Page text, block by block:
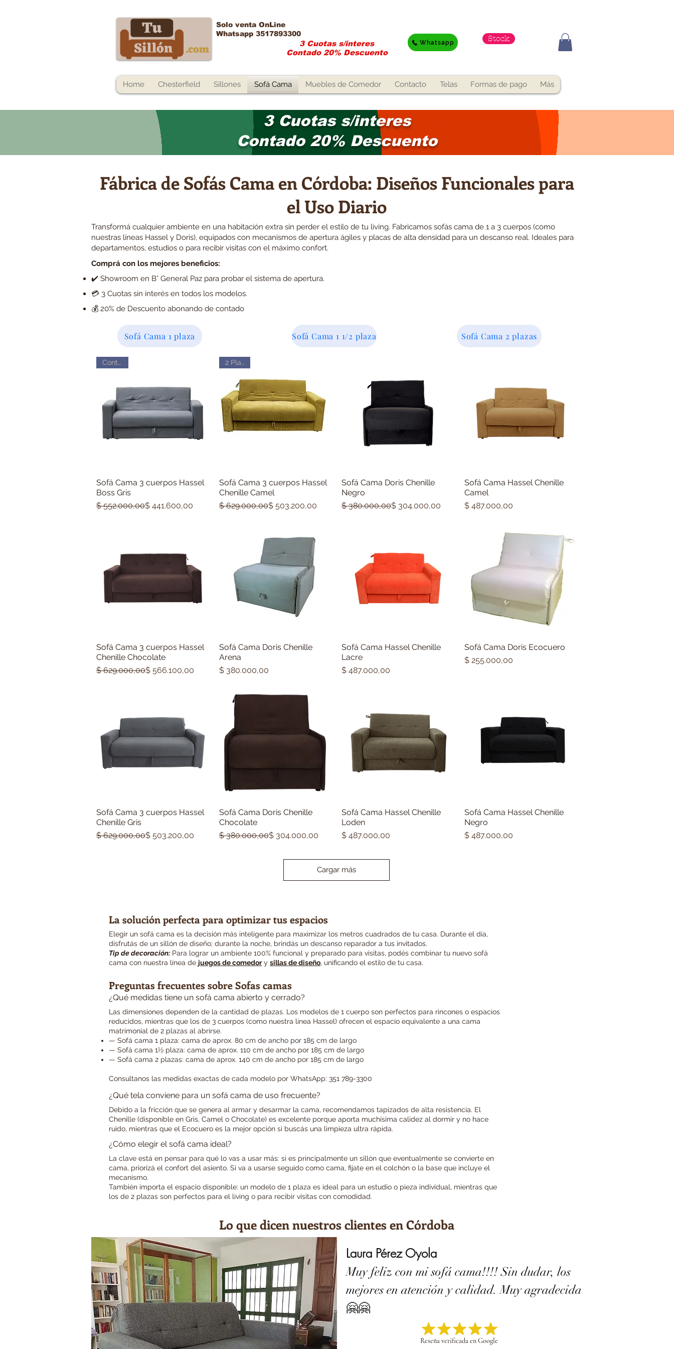
Solo venta OnLine​
Whatsapp 3517893300
3 Cuotas s/interes
Contado 20% Descuento
Whatsapp Stock
Home Chesterfield Sillones Sofá Cama Muebles de Comedor Contacto Telas Formas de pago Más
3 Cuotas s/interes
Contado 20% Descuento
Fábrica de Sofás Cama en Córdoba: Diseños Funcionales para
el Uso Diario
Transformá cualquier ambiente en una habitación extra sin perder el estilo de tu living. Fabricamos sofás cama de 1 a 3 cuerpos (como
nuestras líneas Hassel y Doris), equipados con mecanismos de apertura ágiles y placas de alta densidad para un descanso real. Ideales para
departamentos, estudios o para recibir visitas con el máximo confort.
Comprá con los mejores beneficios:
✔️ Showroom en B° General Paz para probar el sistema de apertura.
💳 3 Cuotas sin interés en todos los modelos.
💰 20% de Descuento abonando de contado
Sofá Cama 1 plaza Sofá Cama 1 1/2 plaza Sofá Cama 2 plazas
Vista rápida
Contado
Sofá Cama 3 cuerpos Hassel
Boss Gris
Precio
$ 552.000,00
Precio de oferta$ 441.600,00
Vista rápida
2 Plazas
Sofá Cama 3 cuerpos Hassel
Chenille Camel
Precio
$ 629.000,00
Precio de oferta$ 503.200,00
Vista rápida
Sofá Cama Doris Chenille
Negro
Precio
$ 380.000,00
Precio de oferta$ 304.000,00
Vista rápida
Sofá Cama Hassel Chenille
Camel
Precio
$ 487.000,00
Vista rápida
Sofá Cama 3 cuerpos Hassel
Chenille Chocolate
Precio
$ 629.000,00
Precio de oferta$ 566.100,00
Vista rápida
Sofá Cama Doris Chenille
Arena
Precio
$ 380.000,00
Vista rápida
Sofá Cama Hassel Chenille
Lacre
Precio
$ 487.000,00
Vista rápida
Sofá Cama Doris Ecocuero
Precio
$ 255.000,00
Vista rápida
Sofá Cama 3 cuerpos Hassel
Chenille Gris
Precio
$ 629.000,00
Precio de oferta$ 503.200,00
Vista rápida
Sofá Cama Doris Chenille
Chocolate
Precio
$ 380.000,00
Precio de oferta$ 304.000,00
Vista rápida
Sofá Cama Hassel Chenille
Loden
Precio
$ 487.000,00
Vista rápida
Sofá Cama Hassel Chenille
Negro
Precio
$ 487.000,00
Cargar más
La solución perfecta para optimizar tus espacios
Elegir un sofá cama es la decisión más inteligente para maximizar los metros cuadrados de tu casa. Durante el día,
disfrutás de un sillón de diseño; durante la noche, brindás un descanso reparador a tus invitados.
Tip de decoración: Para lograr un ambiente 100% funcional y preparado para visitas, podés combinar tu nuevo sofá
cama con nuestra línea de juegos de comedory sillas de diseño, unificando el estilo de tu casa.
Preguntas frecuentes sobre Sofas camas
¿Qué medidas tiene un sofá cama abierto y cerrado?
Las dimensiones dependen de la cantidad de plazas. Los modelos de 1 cuerpo son perfectos para rincones o espacios
reducidos, mientras que los de 3 cuerpos (como nuestra línea Hassel) ofrecen el espacio equivalente a una cama
matrimonial de 2 plazas al abrirse.
— Sofá cama 1 plaza: cama de aprox. 80 cm de ancho por 185 cm de largo
— Sofá cama 1½ plaza: cama de aprox. 110 cm de ancho por 185 cm de largo
— Sofá cama 2 plazas: cama de aprox. 140 cm de ancho por 185 cm de largo
Consultanos las medidas exactas de cada modelo por WhatsApp: 351 789-3300
¿Qué tela conviene para un sofá cama de uso frecuente?
Debido a la fricción que se genera al armar y desarmar la cama, recomendamos tapizados de alta resistencia. El
Chenille (disponible en Gris, Camel o Chocolate) es excelente porque aporta muchísima calidez al dormir y no hace
ruido, mientras que el Ecocuero es la mejor opción si buscás una limpieza ultra rápida.
¿Cómo elegir el sofá cama ideal?
La clave está en pensar para qué lo vas a usar más: si es principalmente un sillón que eventualmente se convierte en
cama, priorizá el confort del asiento. Si va a usarse seguido como cama, fijate en el colchón o la base que incluye el
mecanismo.
También importa el espacio disponible: un modelo de 1 plaza es ideal para un estudio o pieza individual, mientras que
los de 2 plazas son perfectos para el living o para recibir visitas con comodidad.
Lo que dicen nuestros clientes en Córdoba
Laura Pérez Oyola
Muy feliz con mi sofá cama!!!! Sin dudar, los
mejores en atención y calidad. Muy agradecida
🤗🤗
Reseña verificada en Google